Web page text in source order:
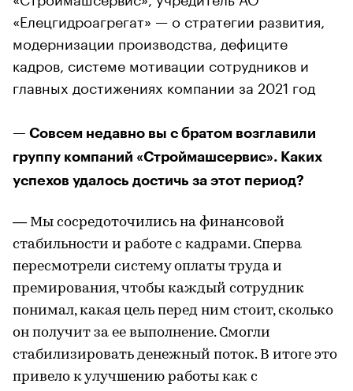
«Елецгидроагрегат» — о стратегии развития,
модернизации производства, дефиците
кадров, системе мотивации сотрудников и
главных достижениях компании за 2021 год
— Совсем недавно вы с братом возглавили
группу компаний «Строймашсервис». Каких
успехов удалось достичь за этот период?
— Мы сосредоточились на финансовой
стабильности и работе с кадрами. Сперва
пересмотрели систему оплаты труда и
премирования, чтобы каждый сотрудник
понимал, какая цель перед ним стоит, сколько
он получит за ее выполнение. Смогли
стабилизировать денежный поток. В итоге это
привело к улучшению работы как с